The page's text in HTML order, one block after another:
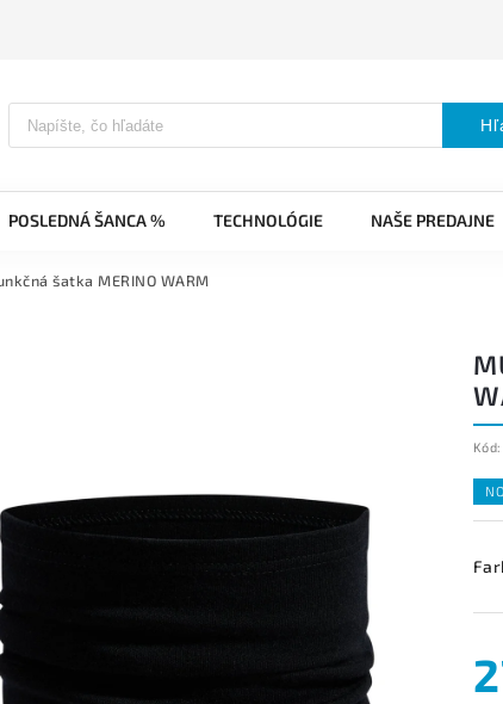
POSLEDNÁ ŠANCA % TECHNOLÓGIE NAŠE PREDAJNE
šatka MERINO WARM
Kód: